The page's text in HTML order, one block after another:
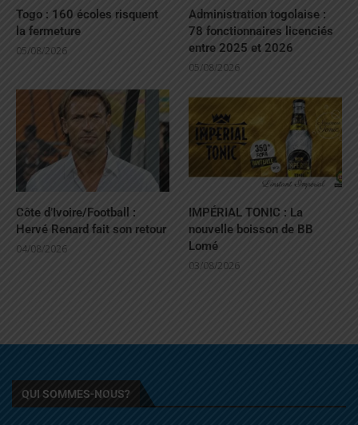
Togo : 160 écoles risquent
la fermeture
05/08/2026
Administration togolaise :
78 fonctionnaires licenciés
entre 2025 et 2026
05/08/2026
Côte d’Ivoire/Football :
Hervé Renard fait son retour
04/08/2026
IMPÉRIAL TONIC : La
nouvelle boisson de BB
Lomé
03/08/2026
QUI SOMMES-NOUS?